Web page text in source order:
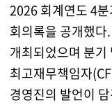
2026 회계연도 4
회의록을 공개했
개최되었으며 분
최고재무책임자
경영진의 발언이